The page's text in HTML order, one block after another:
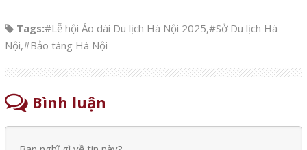
Tags:#Lễ hội Áo dài Du lịch Hà Nội 2025,#Sở Du lịch Hà
Nội,#Bảo tàng Hà Nội
Bình luận